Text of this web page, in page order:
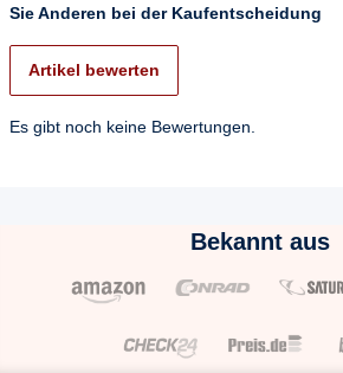
Sie Anderen bei der Kaufentscheidung
Artikel bewerten
Es gibt noch keine Bewertungen.
Bekannt aus